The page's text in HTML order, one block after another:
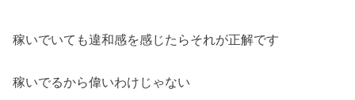
稼いでいても違和感を感じたらそれが正解です
稼いでるから偉いわけじゃない